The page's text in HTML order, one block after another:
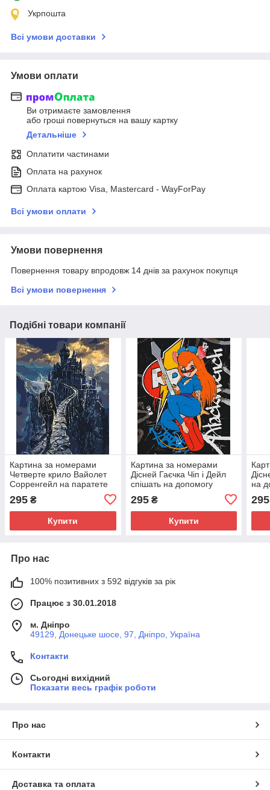
Укрпошта
Всі умови доставки
Умови оплати
Ви отримаєте замовлення
або гроші повернуться на вашу картку
Детальніше
Оплатити частинами
Оплата на рахунок
Оплата картою Visa, Mastercard - WayForPay
Всі умови оплати
Умови повернення
Повернення товару впродовж 14 днів за рахунок покупця
Всі умови повернення
Подібні товари компанії
Картина за номерами
Четверте крило Вайолет
Сорренгейл на паратете
(LW3520)
295 ₴
Купити
Картина за номерами
Дісней Гаєчка Чіп і Дейл
спішать на допомогу
40*50 см Орігамі (LW3470)
295₴
Купити
на
295
Про нас
100% позитивних з 592 відгуків за рік
Працює з 30.01.2018
м. Дніпро
49129, Донецьке шосе, 97, Дніпро, Україна
Контакти
Сьогодні вихідний
Показати весь графік роботи
Про нас
Контакти
Доставка та оплата